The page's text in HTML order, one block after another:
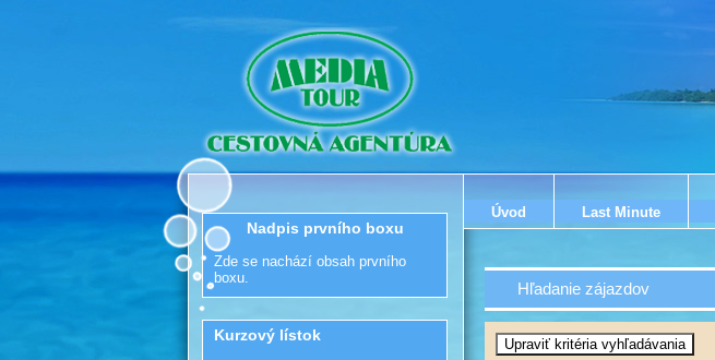
Úvod Last Minute
Hľadanie zájazdov
Nadpis prvního boxu
Zde se nachází obsah prvního
boxu.
Kurzový lístok